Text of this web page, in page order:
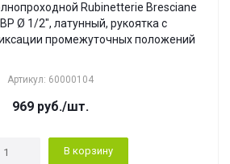
Rubinetterie Bresciane
ВР Ø 1/2", латунный, рукоятка с
промежуточных положений
Артикул: 60000104
969руб./шт.
В корзину